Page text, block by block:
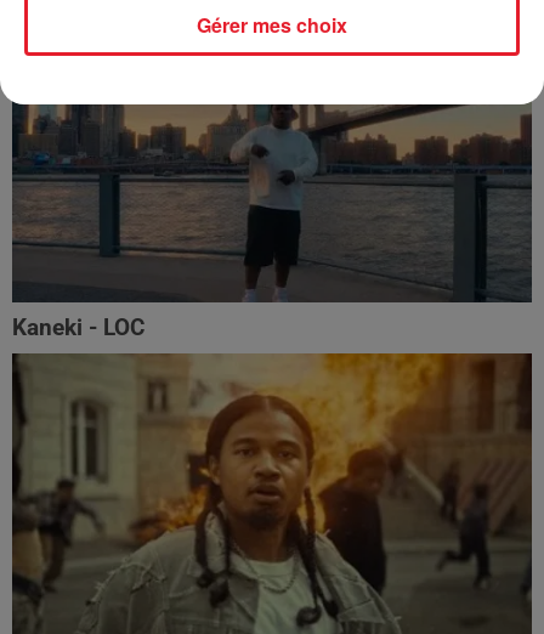
Kaneki - LOC
Gérer mes choix